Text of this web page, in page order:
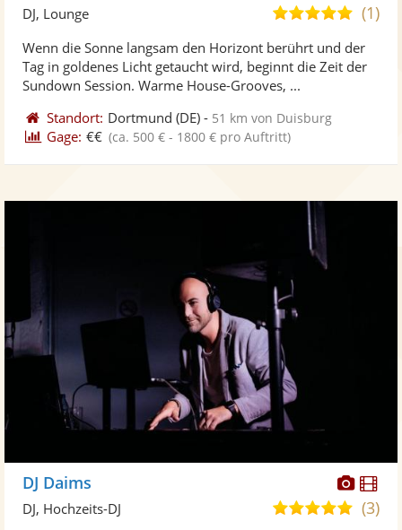
Fotos
5,0
5
(1)
DJ, Lounge
Wenn die Sonne langsam den Horizont berührt und der
Tag in goldenes Licht getaucht wird, beginnt die Zeit der
Sundown Session. Warme House-Grooves, ...
Standort: Dortmund (DE) - 51 km von Duisburg
Gage: €€ (ca. 500 € - 1800 € pro Auftritt)
DJ Daims
5,0(3)
DJ, Hochzeits-DJ